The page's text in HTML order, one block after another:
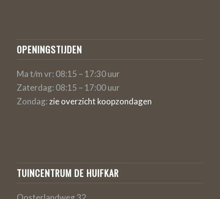
OPENINGSTIJDEN
Ma t/m vr: 08:15 – 17:30 uur
Zaterdag: 08:15 – 17:00 uur
Zondag:zie overzicht koopzondagen
TUINCENTRUM DE HUIFKAR